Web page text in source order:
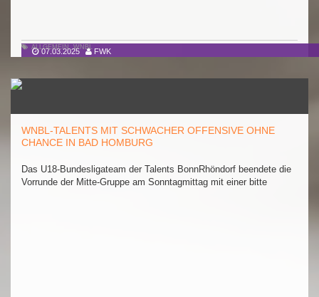
07.03.2025 FWK
ALLGEMEIN,WNBL
WNBL-TALENTS MIT SCHWACHER OFFENSIVE OHNE
CHANCE IN BAD HOMBURG
Das U18-Bundesligateam der Talents BonnRhöndorf beendete die
Vorrunde der Mitte-Gruppe am Sonntagmittag mit einer bitte